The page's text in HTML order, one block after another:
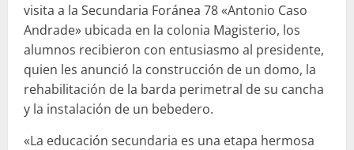
visita a la Secundaria Foránea 78 «Antonio Caso
Andrade» ubicada en la colonia Magisterio, los
alumnos recibieron con entusiasmo al presidente,
quien les anunció la construcción de un domo, la
rehabilitación de la barda perimetral de su cancha
y la instalación de un bebedero.
«La educación secundaria es una etapa hermosa